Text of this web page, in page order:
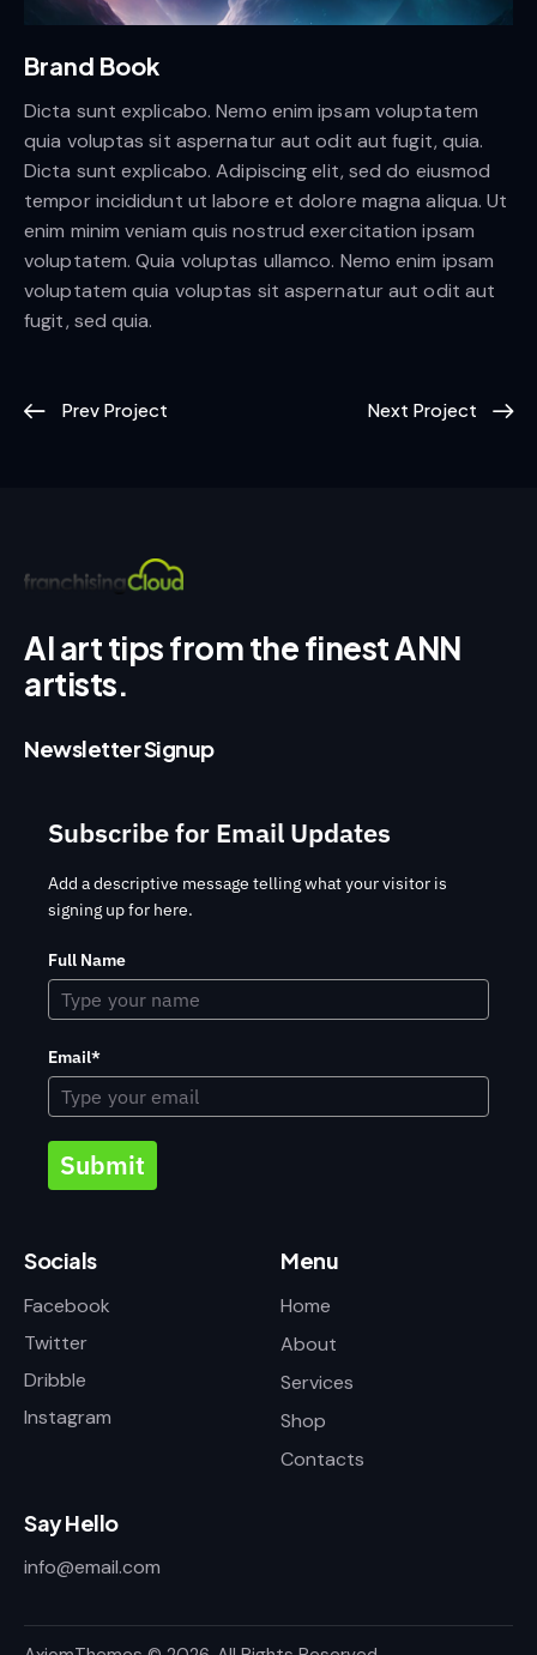
Brand Book
Dicta sunt explicabo. Nemo enim ipsam voluptatem
quia voluptas sit aspernatur aut odit aut fugit, quia.
Dicta sunt explicabo. Adipiscing elit, sed do eiusmod
tempor incididunt ut labore et dolore magna aliqua. Ut
enim minim veniam quis nostrud exercitation ipsam
voluptatem. Quia voluptas ullamco. Nemo enim ipsam
voluptatem quia voluptas sit aspernatur aut odit aut
fugit, sed quia.
Prev Project Next Project
AI art tips from the finest ANN
artists.
Newsletter Signup
Subscribe for Email Updates
Add a descriptive message telling what your visitor is
signing up for here.
Full Name
Email*
Submit
Socials
Facebook
Twitter
Dribble
Instagram
Menu
Home
About
Services
Shop
Contacts
Say Hello
info@email.com